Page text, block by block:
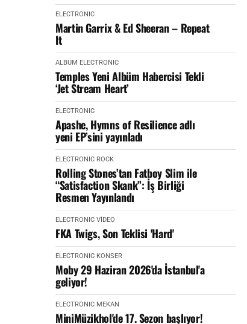
ELECTRONIC
Martin Garrix & Ed Sheeran – Repeat
It
ALBÜM ELECTRONIC
Temples Yeni Albüm Habercisi Tekli
‘Jet Stream Heart’
ELECTRONIC
Apashe, Hymns of Resilience adlı
yeni EP’sini yayınladı
ELECTRONIC ROCK
Rolling Stones’tan Fatboy Slim ile
“Satisfaction Skank”: İş Birliği
Resmen Yayınlandı
ELECTRONIC VİDEO
FKA Twigs, Son Teklisi 'Hard'
ELECTRONIC KONSER
Moby 29 Haziran 2026'da İstanbul'a
geliyor!
ELECTRONIC MEKAN
MiniMüzikhol'de 17. Sezon başlıyor!